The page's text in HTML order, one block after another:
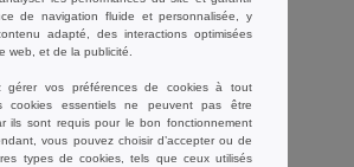
: de navigation fluide et personnalisée, y
adapté, des interactions optimisées
web, et de la publicité.
gérer vos préférences de cookies à tout
cookies essentiels ne peuvent pas être
ils sont requis pour le bon fonctionnement
vous pouvez choisir d’accepter ou de
types de cookies, tels que ceux utilisés